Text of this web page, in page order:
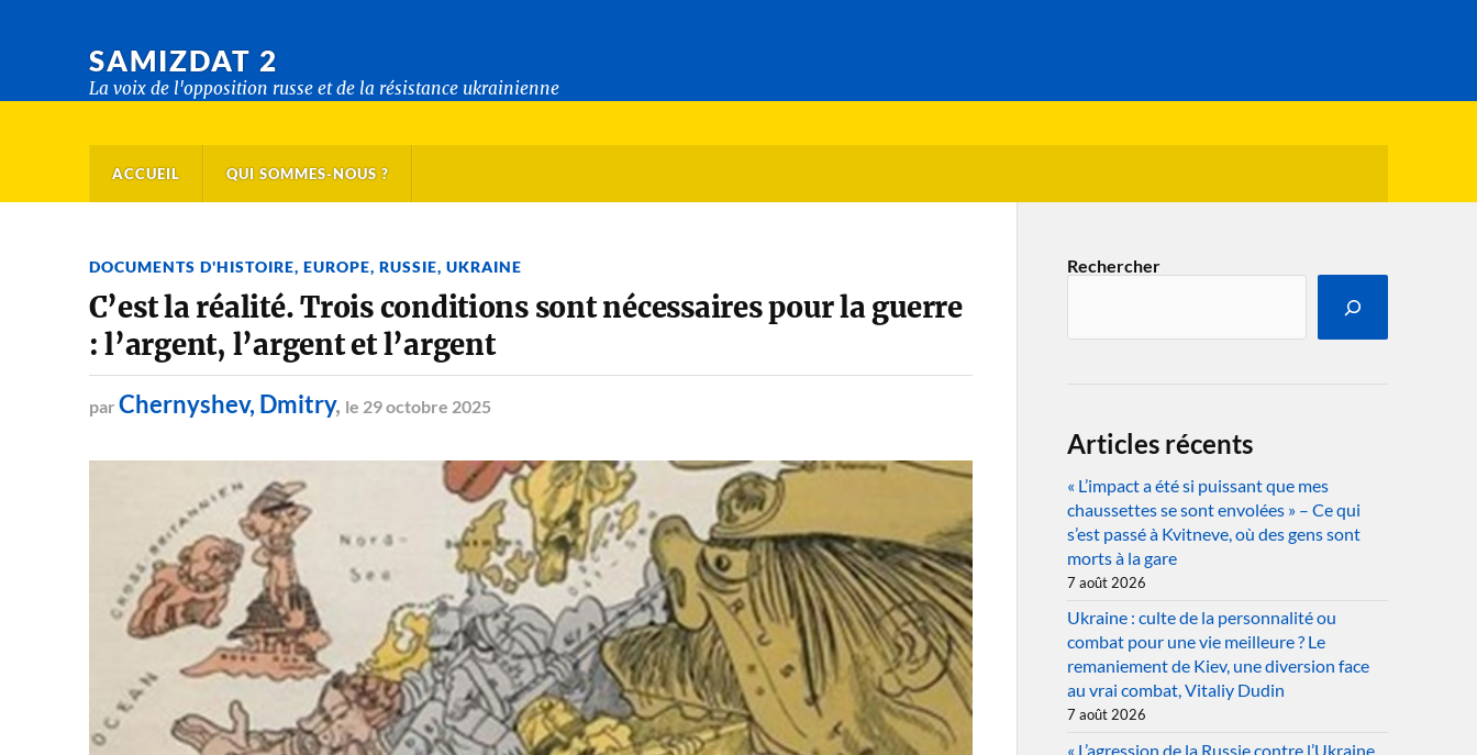
SAMIZDAT 2
La voix de l'opposition russe et de la résistance ukrainienne
ACCUEIL QUI SOMMES-NOUS ?
DOCUMENTS D'HISTOIRE, EUROPE, RUSSIE, UKRAINE
C’est la réalité. Trois conditions sont nécessaires pour la guerre
: l’argent, l’argent et l’argent
par Chernyshev, Dmitry, le 29 octobre 2025
Rechercher
Articles récents
« L’impact a été si puissant que mes
chaussettes se sont envolées » – Ce qui
s’est passé à Kvitneve, où des gens sont
morts à la gare
7 août 2026
Ukraine : culte de la personnalité ou
combat pour une vie meilleure ? Le
remaniement de Kiev, une diversion face
au vrai combat, Vitaliy Dudin
7 août 2026
« L’agression de la Russie contre l’Ukraine